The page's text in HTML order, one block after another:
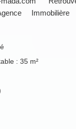
: 35 m²